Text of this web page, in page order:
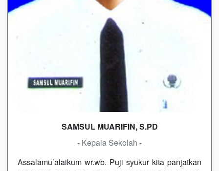
SAMSUL MUARIFIN, S.PD
- Kepala Sekolah -
Assalamu’alaikum wr.wb. Puji syukur kita panjatkan